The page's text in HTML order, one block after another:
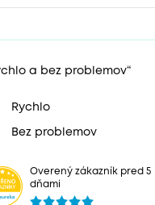
a bez problemov“
Rychlo
Bez problemov
Overený zákazník pred 5
dňami